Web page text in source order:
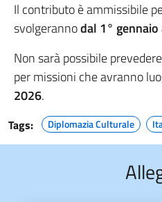
Il contributo è ammissibile
svolgerannodal 1°
Non sarà possibile
per missioni che avranno
2026.
Tags: Diplomazia Culturale